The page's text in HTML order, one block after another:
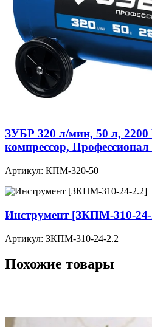
ЗУБР 320 л/мин, 50 л,
компрессор,
Артикул: КПМ-320-50
Инструмент [ЗКПМ-310-
Артикул: ЗКПМ-310-24-2.2
Похожие товары